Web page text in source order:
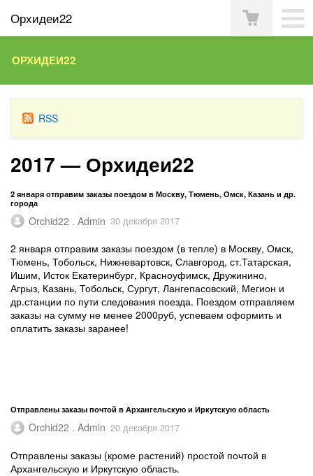
Орхидеи22
ОРХИДЕИ22
RSS
2017 — Орхидеи22
2 января отправим заказы поездом в Москву, Тюмень, Омск, Казань и др.
города
Orchid22 . Admin 30 декабря 2017
2 января отправим заказы поездом (в тепле) в Москву, Омск,
Тюмень, Тобольск, Нижневартовск, Славгород, ст.Татарская,
Ишим, Исток Екатеринбург, Красноуфимск, Дружинино,
Агрыз, Казань, Тобольск, Сургут, Лангепасовский, Мегион и
др.станции по пути следования поезда. Поездом отправляем
заказы на сумму не менее 2000руб, успеваем оформить и
оплатить заказы заранее!
Отправлены заказы почтой в Архангельскую и Иркутскую область
Orchid22 . Admin 20 декабря 2017
Отправлены заказы (кроме растений) простой почтой в
Архангельскую и Иркутскую область.